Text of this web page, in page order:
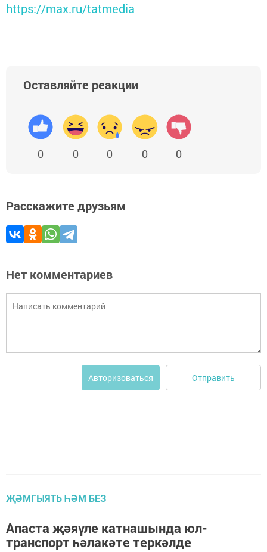
https://max.ru/tatmedia
Оставляйте реакции
0 0 0 0 0
Расскажите друзьям
Нет комментариев
Авторизоваться Отправить
ҖӘМГЫЯТЬ ҺӘМ БЕЗ
Апаста җәяүле катнашында юл-
транспорт һәлакәте теркәлде